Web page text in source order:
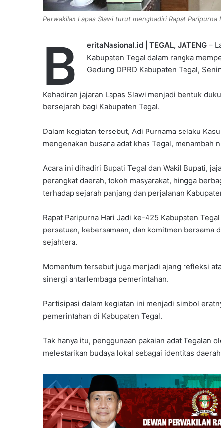
Perwakilan Lapas Slawi turut menghadiri Rapat
B eritaNasional.id | TEGAL, JATENG –
Kabupaten Tegal dalam rangka
Gedung DPRD Kabupaten Tegal,
Kehadiran jajaran Lapas Slawi menjadi bentuk
bersejarah bagi Kabupaten Tegal.
Dalam kegiatan tersebut, Adi Purnama selaku
mengenakan busana adat khas Tegal, menambah
Acara ini dihadiri Bupati Tegal dan Wakil Bupati,
perangkat daerah, tokoh masyarakat, hingga
terhadap sejarah panjang dan perjalanan
Rapat Paripurna Hari Jadi ke-425 Kabupaten
persatuan, kebersamaan, dan komitmen bersama
sejahtera.
Momentum tersebut juga menjadi ajang refleksi
sinergi antarlembaga pemerintahan.
Partisipasi dalam kegiatan ini menjadi simbol
pemerintahan di Kabupaten Tegal.
Tak hanya itu, penggunaan pakaian adat Tegalan
melestarikan budaya lokal sebagai identitas